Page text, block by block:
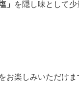
」
を隠し味として少
お楽しみいただけま